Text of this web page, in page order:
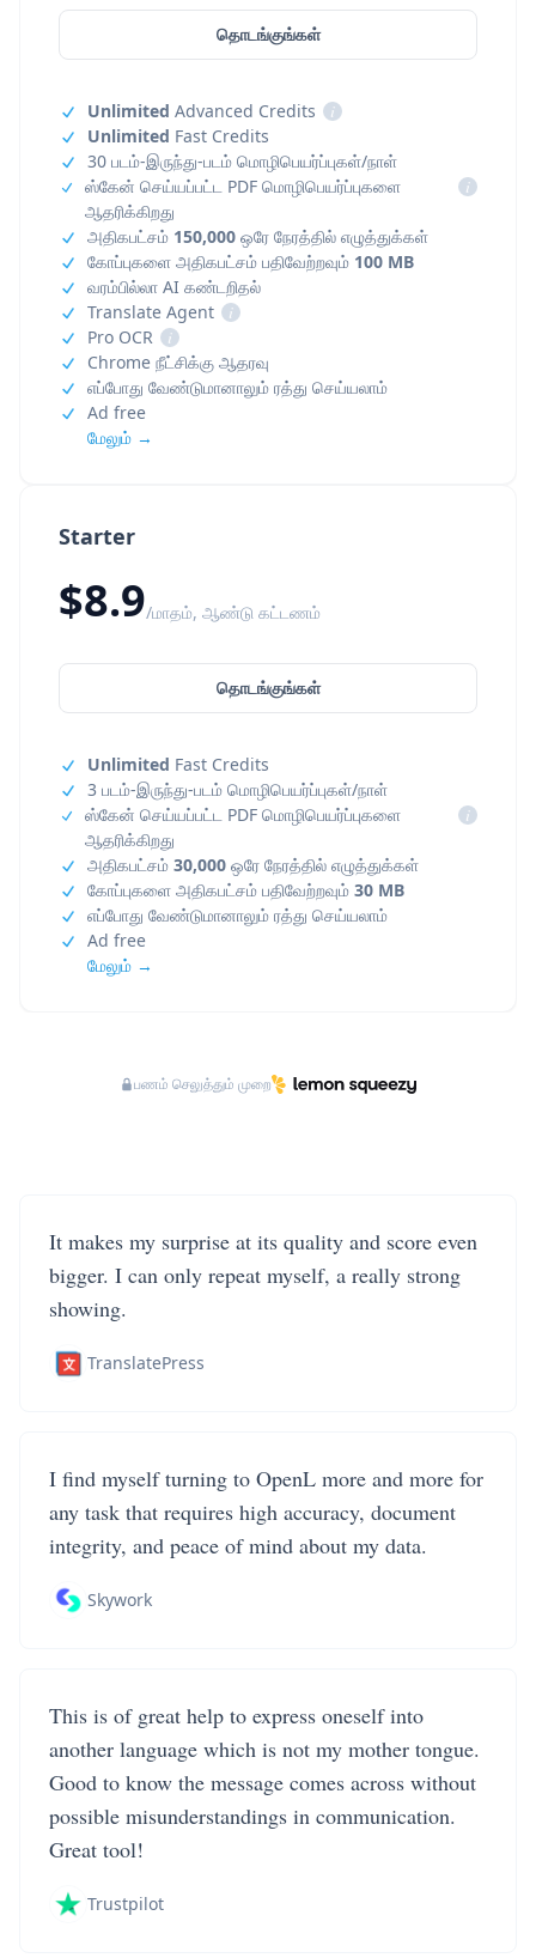
Starter
$8.9/மாதம், ஆண்டு கட்டணம்
தொடங்குங்கள்
Unlimited Fast Credits
3 படம்-இருந்து-படம் மொழிபெயர்ப்புகள்/நாள்
ஸ்கேன் செய்யப்பட்ட PDF மொழிபெயர்ப்புகளை
ஆதரிக்கிறது
i
அதிகபட்சம் 30,000 ஒரே நேரத்தில் எழுத்துக்கள்
கோப்புகளை அதிகபட்சம் பதிவேற்றவும் 30 MB
எப்போது வேண்டுமானாலும் ரத்து செய்யலாம்
Ad free
மேலும் →
தொடங்குங்கள்
Unlimited Advanced Credits
i
Unlimited Fast Credits
30 படம்-இருந்து-படம் மொழிபெயர்ப்புகள்/நாள்
ஸ்கேன் செய்யப்பட்ட PDF மொழிபெயர்ப்புகளை
ஆதரிக்கிறது
i
அதிகபட்சம் 150,000 ஒரே நேரத்தில் எழுத்துக்கள்
கோப்புகளை அதிகபட்சம் பதிவேற்றவும் 100 MB
வரம்பில்லா AI கண்டறிதல்
Translate Agent
i
Pro OCR
i
Chrome நீட்சிக்கு ஆதரவு
எப்போது வேண்டுமானாலும் ரத்து செய்யலாம்
Ad free
மேலும் →
பணம் செலுத்தும் முறை
It makes my surprise at its quality and score even
bigger. I can only repeat myself, a really strong
showing.
TranslatePress
I find myself turning to OpenL more and more for
any task that requires high accuracy, document
integrity, and peace of mind about my data.
Skywork
This is of great help to express oneself into
another language which is not my mother tongue.
Good to know the message comes across without
possible misunderstandings in communication.
Great tool!
Trustpilot